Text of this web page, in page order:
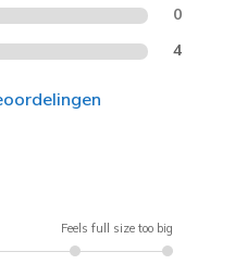
0
4
Feels full size too big